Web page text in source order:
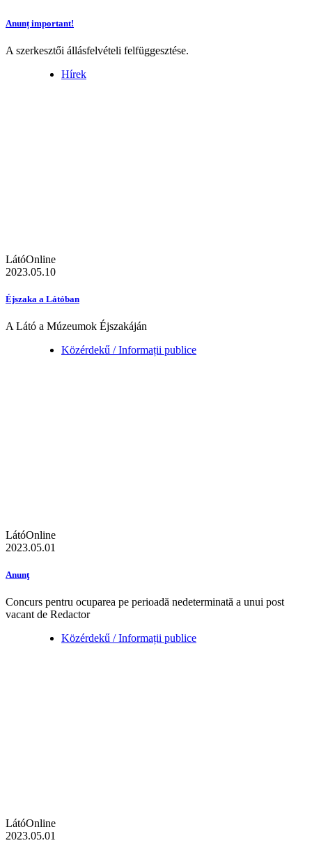
Anunț important!
A szerkesztői állásfelvételi felfüggesztése.
Hírek
LátóOnline
2023.05.10
Éjszaka a Látóban
A Látó a Múzeumok Éjszakáján
Közérdekű / Informații publice
LátóOnline
2023.05.01
Anunţ
Concurs pentru ocuparea pe perioadă nedeterminată a unui post
vacant de Redactor
Közérdekű / Informații publice
LátóOnline
2023.05.01